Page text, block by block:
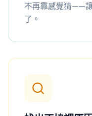
不再靠感覺猜——
了。